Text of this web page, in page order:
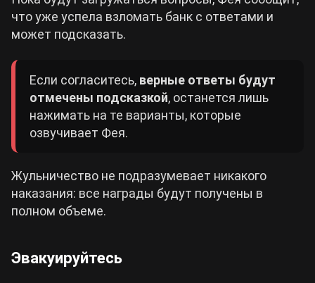
что уже успела взломать банк с ответами и
может подсказать.
Если согласитесь, верные ответы будут
отмечены подсказкой, останется лишь
нажимать на те варианты, которые
озвучивает Фея.
Жульничество не подразумевает никакого
наказания: все награды будут получены в
полном объеме.
Эвакуируйтесь